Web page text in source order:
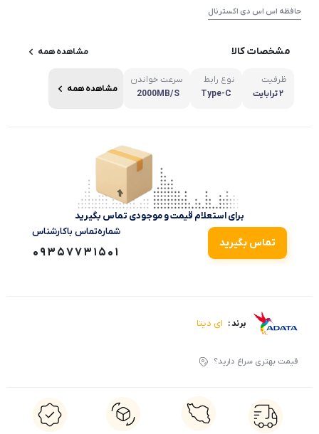
حافظه اس اس دی اکسترنال
مشخصات کالا مشاهده همه
ظرفیت
۲ ترابایت
نوع رابط
Type-C
سرعت خواندن
2000MB/S
مشاهده همه
برای استعلام قیمت و موجودی تماس بگیرید
تماس بگیرید
شماره‌تماس‌ با‌کارشناس
09357731501
برند : ای دیتا
قیمت بهتری سراغ دارید؟